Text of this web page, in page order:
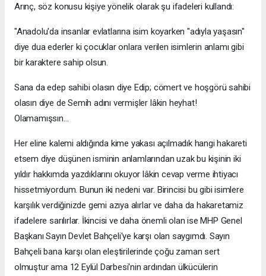
Arınç, söz konusu kişiye yönelik olarak şu ifadeleri kullandı:
"Anadolu'da insanlar evlatlarına isim koyarken "adıyla yaşasın"
diye dua ederler ki çocuklar onlara verilen isimlerin anlamı gibi
bir karaktere sahip olsun.
Sana da edep sahibi olasın diye Edip; cömert ve hoşgörü sahibi
olasın diye de Semih adını vermişler lâkin heyhat!
Olamamışsın...
Her eline kalemi aldığında kime yakası açılmadık hangi hakareti
etsem diye düşünen isminin anlamlarından uzak bu kişinin iki
yıldır hakkımda yazdıklarını okuyor lâkin cevap verme ihtiyacı
hissetmiyordum. Bunun iki nedeni var. Birincisi bu gibi isimlere
karşılık verdiğinizde gemi azıya alırlar ve daha da hakaretamiz
ifadelere sarılırlar. İkincisi ve daha önemli olan ise MHP Genel
Başkanı Sayın Devlet Bahçeli'ye karşı olan saygımdı. Sayın
Bahçeli bana karşı olan eleştirilerinde çoğu zaman sert
olmuştur ama 12 Eylül Darbesi'nin ardından ülkücülerin